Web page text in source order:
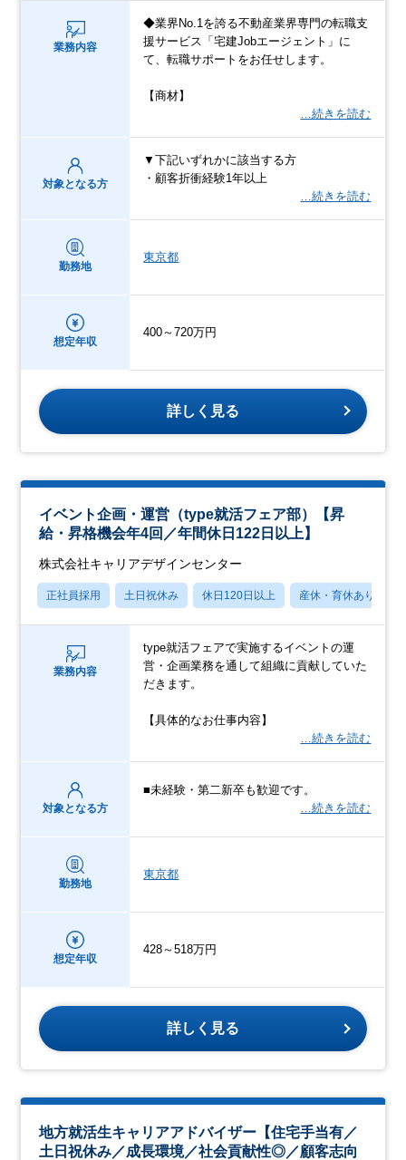
業務内容
◆業界No.1を誇る不動産業界専門の転職支
援サービス「宅建Jobエージェント」に
て、転職サポートをお任せします。
【商材】
…続きを読む
対象となる方
▼下記いずれかに該当する方
・顧客折衝経験1年以上
…続きを読む
勤務地
東京都
想定年収
400～720万円
詳しく見る
イベント企画・運営（type就活フェア部）【昇
給・昇格機会年4回／年間休日122日以上】
株式会社キャリアデザインセンター
正社員採用 土日祝休み 休日120日以上 産休・育休あり
業務内容
type就活フェアで実施するイベントの運
営・企画業務を通して組織に貢献していた
だきます。
【具体的なお仕事内容】
…続きを読む
対象となる方
■未経験・第二新卒も歓迎です。
…続きを読む
勤務地
東京都
想定年収
428～518万円
詳しく見る
地方就活生キャリアアドバイザー【住宅手当有／
土日祝休み／成長環境／社会貢献性◎／顧客志向